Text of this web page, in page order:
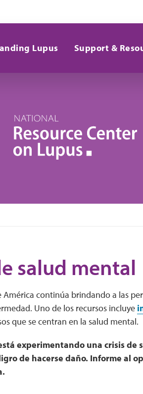
Lupus Support &
salud mental
América continúa brindando a las
Uno de los recursos incluye
que se centran en la salud mental.
experimentando una crisis
de hacerse daño. Informe al